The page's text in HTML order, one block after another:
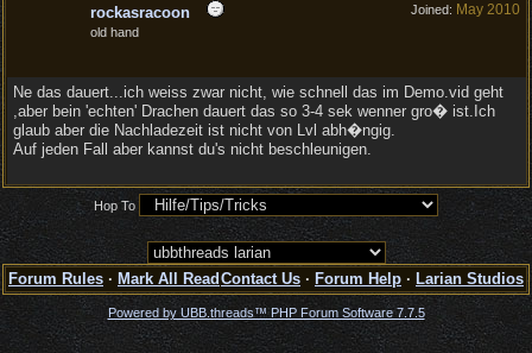
Joined: May 2010
rockasracoon
old hand
Ne das dauert...ich weiss zwar nicht, wie schnell das im Demo.vid geht
,aber bein 'echten' Drachen dauert das so 3-4 sek wenner gro� ist.Ich
glaub aber die Nachladezeit ist nicht von Lvl abh�ngig.
Auf jeden Fall aber kannst du's nicht beschleunigen.
Hop To
Forum Rules · Mark All Read Contact Us · Forum Help · Larian Studios
Powered by UBB.threads™ PHP Forum Software 7.7.5